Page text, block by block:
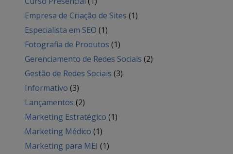
Empresa de Criação de Sites (1)
Especialista em SEO (1)
Fotografia de Produtos (1)
Gerenciamento de Redes Sociais (2)
Gestão de Redes Sociais (3)
Informativo (3)
Lançamentos (2)
Marketing Estratégico (1)
Marketing Médico (1)
Marketing para MEI (1)